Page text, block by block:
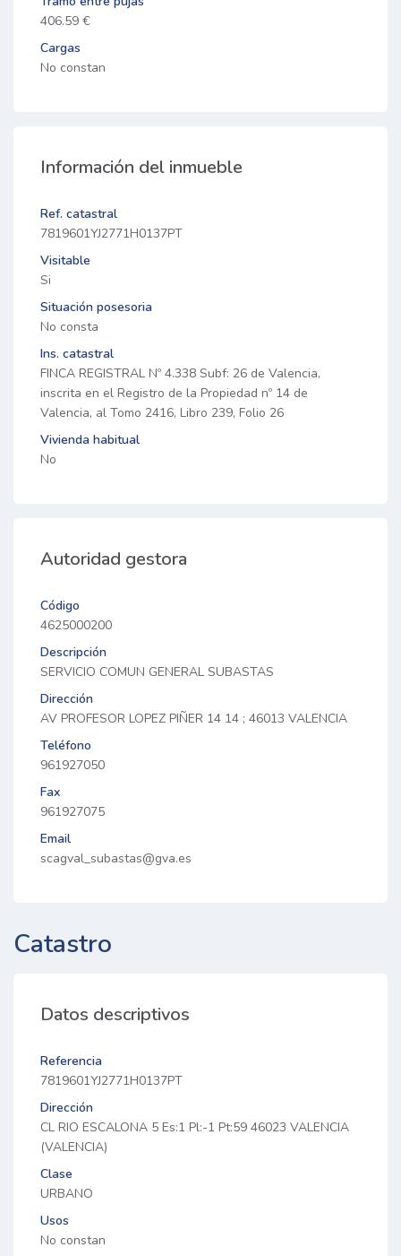
406.59 €
Cargas
No constan
Información del inmueble
Ref. catastral
7819601YJ2771H0137PT
Visitable
Si
Situación posesoria
No consta
Ins. catastral
FINCA REGISTRAL Nº 4.338 Subf: 26 de Valencia,
inscrita en el Registro de la Propiedad nº 14 de
Valencia, al Tomo 2416, Libro 239, Folio 26
Vivienda habitual
No
Autoridad gestora
Código
4625000200
Descripción
SERVICIO COMUN GENERAL SUBASTAS
Dirección
AV PROFESOR LOPEZ PIÑER 14 14 ; 46013 VALENCIA
Teléfono
961927050
Fax
961927075
Email
scagval_subastas@gva.es
Catastro
Datos descriptivos
Referencia
7819601YJ2771H0137PT
Dirección
CL RIO ESCALONA 5 Es:1 Pl:-1 Pt:59 46023 VALENCIA
(VALENCIA)
Clase
URBANO
Usos
No constan